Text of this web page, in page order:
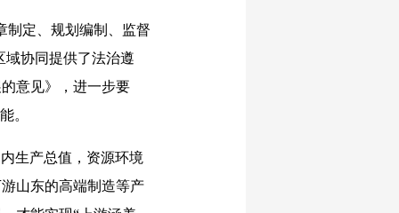
定、规划编制、监督
域协同提供了法治遵
意见》，进一步要
。
生产总值，资源环境
山东的高端制造等产